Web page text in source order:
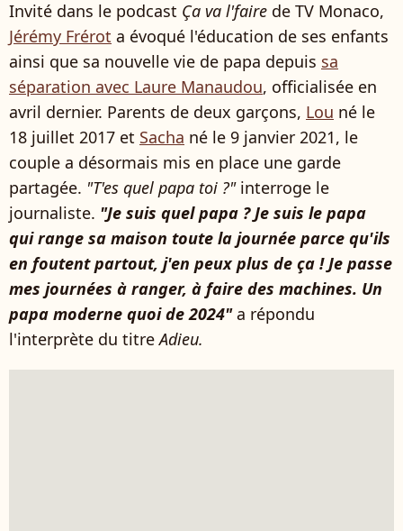
Invité dans le podcast Ça va l'faire de TV Monaco,
Jérémy Frérot a évoqué l'éducation de ses enfants
ainsi que sa nouvelle vie de papa depuis sa
séparation avec Laure Manaudou, officialisée en
avril dernier. Parents de deux garçons, Lou né le
18 juillet 2017 et Sacha né le 9 janvier 2021, le
couple a désormais mis en place une garde
partagée. "T'es quel papa toi ?"interroge le
journaliste. "Je suis quel papa ? Je suis le papa
qui range sa maison toute la journée parce qu'ils
en foutent partout, j'en peux plus de ça ! Je passe
mes journées à ranger, à faire des machines. Un
papa moderne quoi de 2024"a répondu
l'interprète du titreAdieu.